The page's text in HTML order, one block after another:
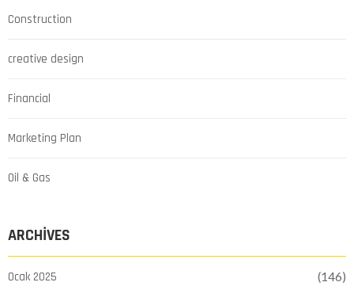
Construction
creative design
Financial
Marketing Plan
Oil & Gas
ARCHIVES
Ocak 2025 (146)